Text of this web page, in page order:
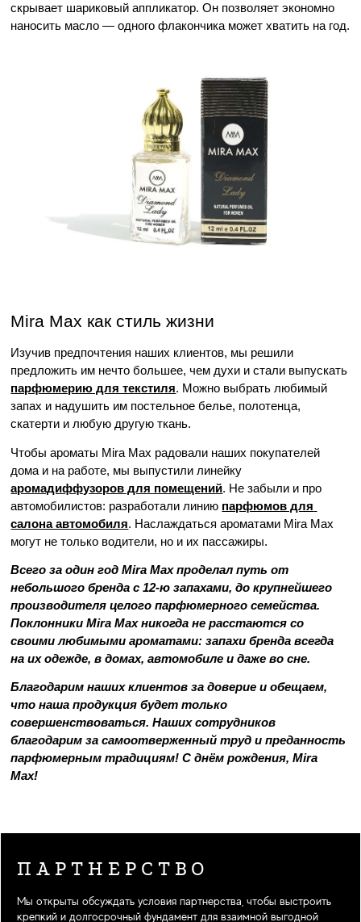
скрывает шариковый аппликатор. Он позволяет экономно
наносить масло — одного флакончика может хватить на год.
Mira Max как стиль жизни
Изучив предпочтения наших клиентов, мы решили
парфюмерию для текстиля. Можно выбрать любимый
запах и надушить им постельное белье, полотенца,
скатерти и любую другую ткань.
Чтобы ароматы Mira Max радовали наших покупателей
аромадиффузоров для помещений. Не забыли и про
автомобилистов: разработали линию парфюмов для
салона автомобиля. Наслаждаться ароматами Mira Max
могут не только водители, но и их пассажиры.
Всего за один год Mira Max проделал путь от
небольшого бренда с 12-ю запахами, до крупнейшего
производителя целого парфюмерного семейства.
Поклонники Mira Max никогда не расстаются со
своими любимыми ароматами: запахи бренда всегда
на их одежде, в домах, автомобиле и даже во сне.
Благодарим наших клиентов за доверие и обещаем,
что наша продукция будет только
совершенствоваться. Наших сотрудников
благодарим за самоотверженный труд и преданность
парфюмерным традициям! С днём рождения, Mira
Max!
ПАРТНЕРСТВО
Мы открыты обсуждать условия партнерства, чтобы выстроить
крепкий и долгосрочный фундамент для взаимной выгодной